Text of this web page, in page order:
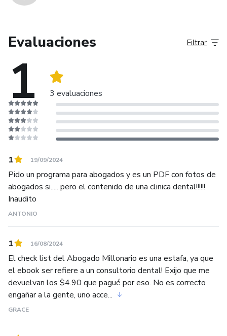
Evaluaciones
1 3 evaluaciones
Filtrar
1 19/09/2024
Pido un programa para abogados y es un PDF con fotos de
abogados si..... pero el contenido de una clinica dental!!!!!!
Inaudito
ANTONIO
1 16/08/2024
El check list del Abogado Millonario es una estafa, ya que
el ebook ser refiere a un consultorio dental! Exijo que me
devuelvan los $4.90 que pagué por eso. No es correcto
engañar a la gente, uno acce...
GRACE